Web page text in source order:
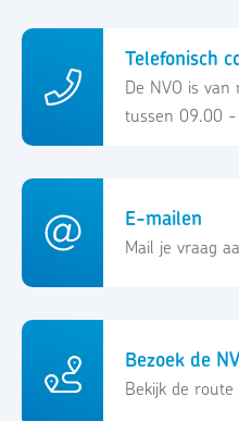
Telefonisch
De NVO is
tussen 09.00
E-mailen
Mail je vraag
Bezoek de
Bekijk de